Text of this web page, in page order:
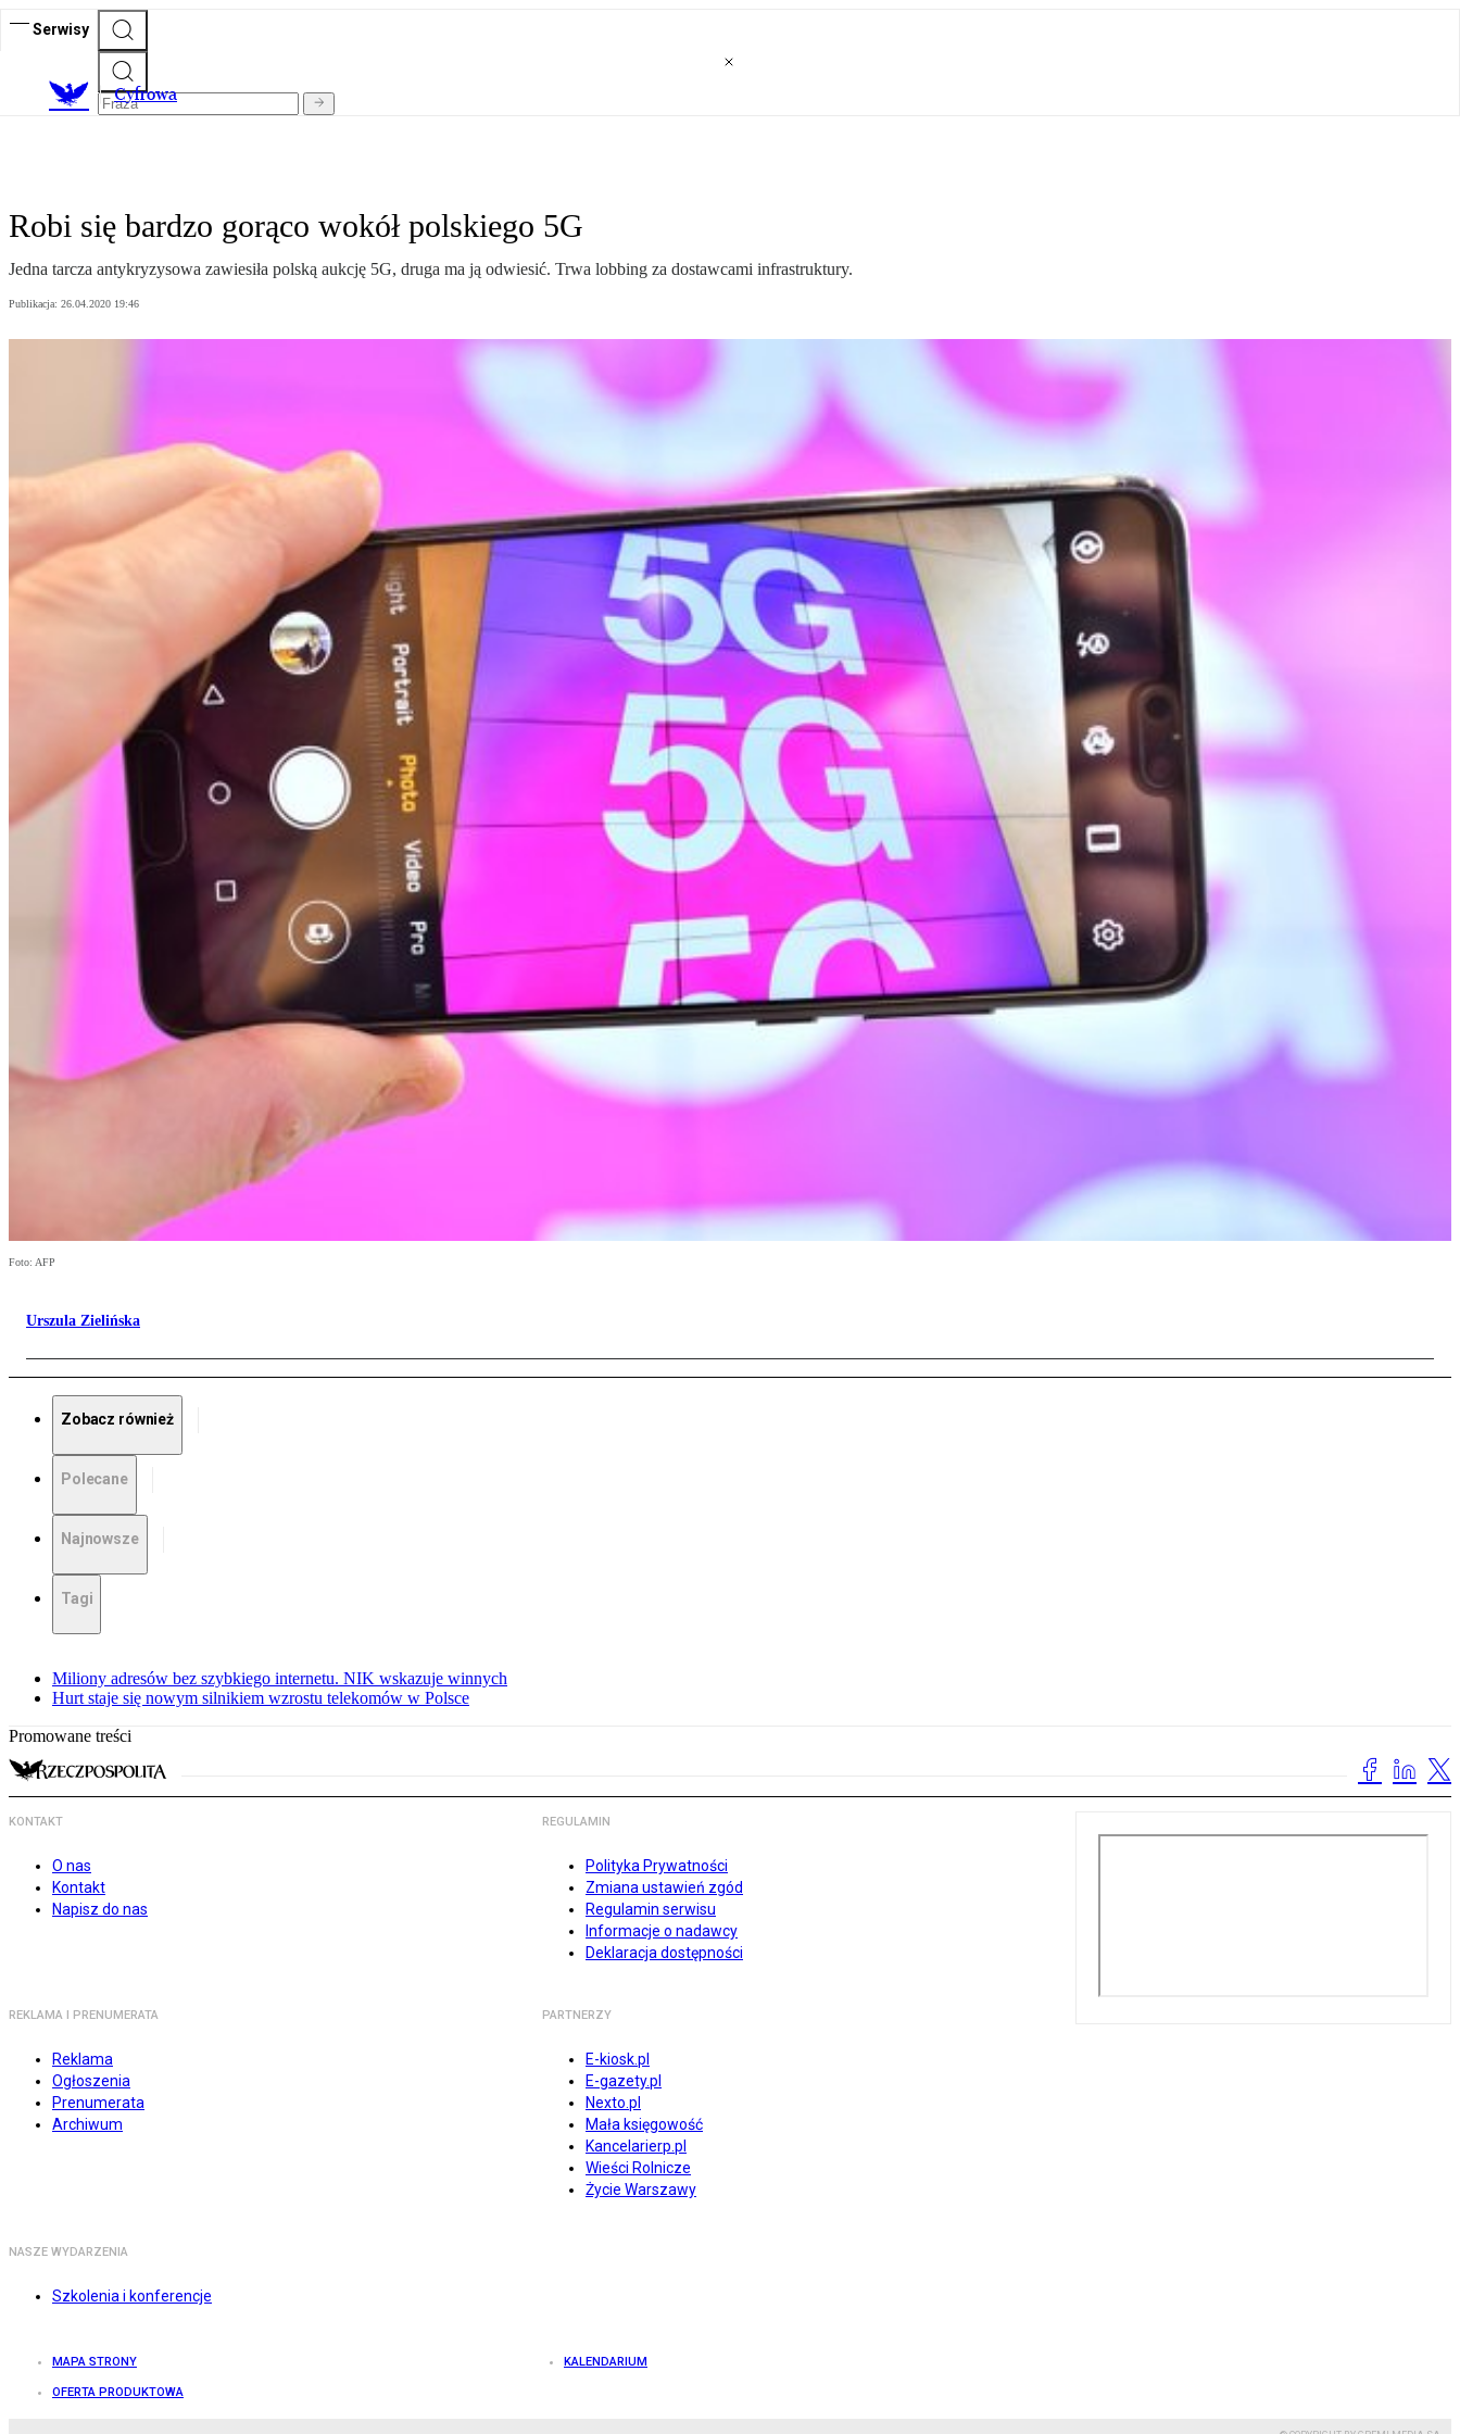
Serwisy
Cyfrowa
Robi się bardzo gorąco wokół polskiego 5G
Jedna tarcza antykryzysowa zawiesiła polską aukcję 5G, druga ma ją odwiesić. Trwa lobbing za dostawcami infrastruktury.
Publikacja: 26.04.2020 19:46
Foto: AFP
Urszula Zielińska
Zobacz również
Polecane
Najnowsze
Tagi
Miliony adresów bez szybkiego internetu. NIK wskazuje winnych
Hurt staje się nowym silnikiem wzrostu telekomów w Polsce
Promowane treści
KONTAKT
O nas
Kontakt
Napisz do nas
REGULAMIN
Polityka Prywatności
Zmiana ustawień zgód
Regulamin serwisu
Informacje o nadawcy
Deklaracja dostępności
REKLAMA I PRENUMERATA
Reklama
Ogłoszenia
Prenumerata
Archiwum
PARTNERZY
E-kiosk.pl
E-gazety.pl
Nexto.pl
Mała księgowość
Kancelarierp.pl
Wieści Rolnicze
Życie Warszawy
NASZE WYDARZENIA
Szkolenia i konferencje
MAPA STRONY KALENDARIUM
OFERTA PRODUKTOWA